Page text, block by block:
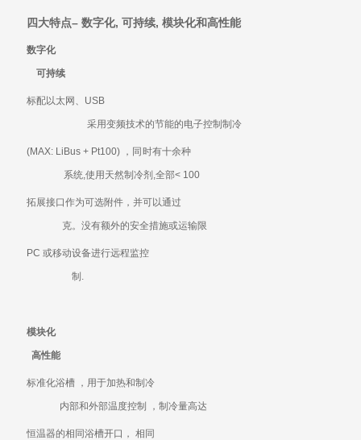
四大特点– 数字化, 可持续, 模块化和高性能
数字化
可持续
标配以太网、 USB
采用变频技术的节能的电子控制制冷
(MAX: LiBus + Pt100) ，同时有十余种
系统,使用天然制冷剂 ,全部< 100
拓展接口作为可选附件，并可以通过
克。没有额外的安全措施或运输限
PC 或移动设备进行远程监控
制 .
模块化
高性能
标准化浴槽 ，用于加热和制冷
内部和外部温度控制 ，制冷量高达
恒温器的相同浴槽开口， 相同